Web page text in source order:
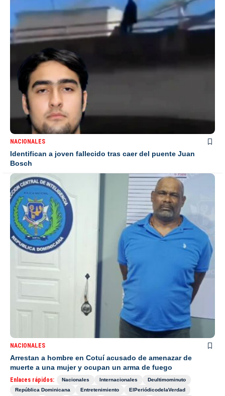
NACIONALES
Identifican a joven fallecido tras caer del puente Juan
Bosch
NACIONALES
Arrestan a hombre en Cotuí acusado de amenazar de
muerte a una mujer y ocupan un arma de fuego
Enlaces rápidos: Nacionales Internacionales
Deultimominuto
República Dominicana
Entretenimiento
ElPeriódicodelaVerdad